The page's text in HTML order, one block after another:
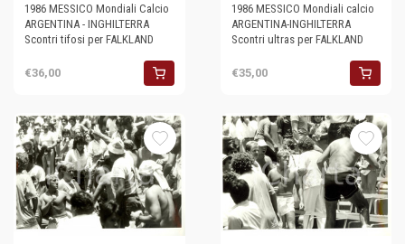
1986 MESSICO Mondiali Calcio
ARGENTINA - INGHILTERRA
Scontri tifosi per FALKLAND
€36,00
1986 MESSICO Mondiali calcio
ARGENTINA-INGHILTERRA
Scontri ultras per FALKLAND
€35,00